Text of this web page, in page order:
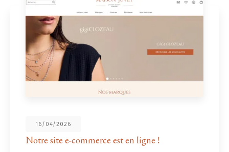
16/04/2026
Notre site e-commerce est en ligne !